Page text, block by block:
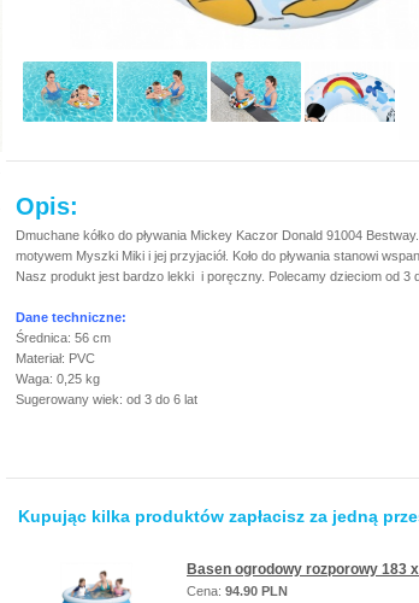
Opis:
Dmuchane kółko do pływania Mickey Kaczor Donald 91004
motywem Myszki Miki i jej przyjaciół. Koło do pływania stanowi
Nasz produkt jest bardzo lekki i poręczny. Polecamy dzieciom od 3
Dane techniczne:
Średnica: 56 cm
Materiał: PVC
Waga: 0,25 kg
Sugerowany wiek: od 3 do 6 lat
Kupując kilka produktów zapłacisz za jedną
Basen ogrodowy rozporowy 183
Cena: 94.90 PLN